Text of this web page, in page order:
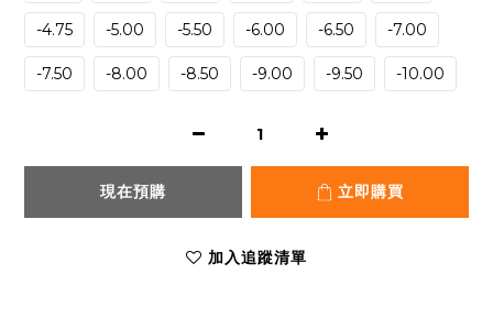
-4.75 -5.00 -5.50 -6.00 -6.50 -7.00
-7.50 -8.00 -8.50 -9.00 -9.50 -10.00
現在預購 立即購買
加入追蹤清單